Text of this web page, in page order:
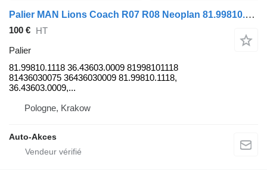
Palier MAN Lions Coach R07 R08 Neoplan 81.99810.1118 pour bus MAN Lions Coach R07 R08 Neoplan
100 € HT
Palier
81.99810.1118 36.43603.0009 81998101118
81436030075 36436030009 81.99810.1118,
36.43603.0009,...
Pologne, Krakow
Auto-Akces